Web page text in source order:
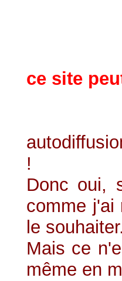
ce site
!
Donc oui,
comme j'ai
le souhaiter.
Mais ce
même en